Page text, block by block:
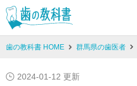
歯の教科書 HOME 群馬県の歯医者
2024-01-12 更新